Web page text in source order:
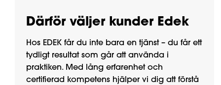
Därför väljer kunder Edek
Hos EDEK får du inte bara en tjänst – du får ett
tydligt resultat som går att använda i
praktiken. Med lång erfarenhet och
certifierad kompetens hjälper vi dig att förstå